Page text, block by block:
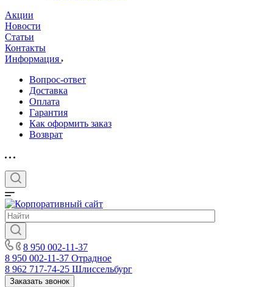
Акции
Новости
Статьи
Контакты
Информация
Вопрос-ответ
Доставка
Оплата
Гарантия
Как оформить заказ
Возврат
8 950 002-11-37
8 950 002-11-37 Отрадное
8 962 717-74-25 Шлиссельбург
Заказать звонок